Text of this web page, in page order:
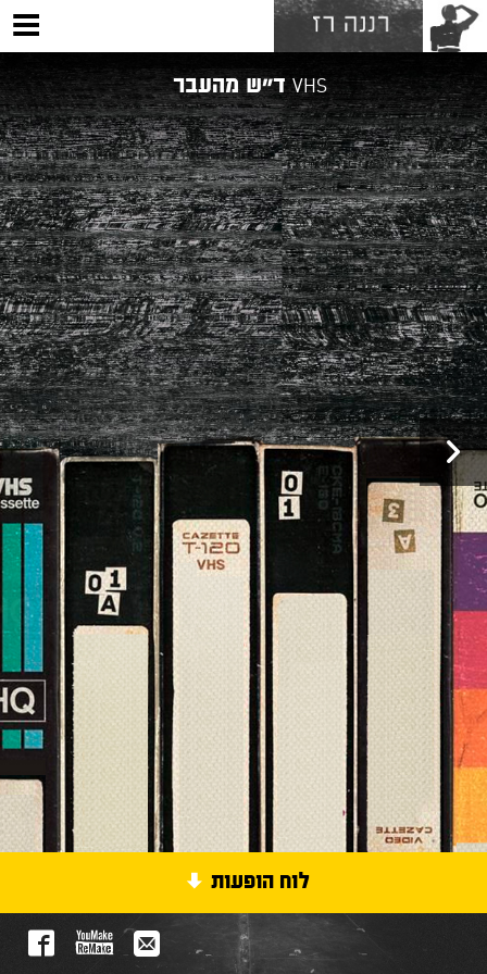
HE
|
EN
אודות
מופעים
סדנאות והרצאות
ילדים
פרוייקטים נוספים
צרו איתנו קשר
ENGLISH SITE
VHS ד״ש מהעבר
לוח הופעות
השימוע